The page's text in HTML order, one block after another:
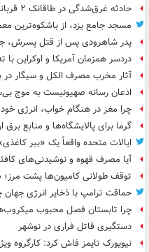
حادثه غرق‌شدگی در طاقانک ۲ قربانی گرفت
مسجد جامع یزد، از باشکوه‌ترین
پدر شاهرودی پس از قتل پسرش،
دردسر همزمان آمریکا و اوکراین
آثار مخرب مصرف الکل و سیگار در
اذعان رسانه صهیونیست به موج
چرا مغز در هنگام خواب، انرژی
گرما برای پالایشگاه‌ها و منابع برق
ایالات متحده واقعاً یک «ببر
آیا مصرف قهوه و نوشیدنی‌های
توقف طولانی کامیون‌ها پشت
حماقت ترامپ با ذخایر انرژی جهان
چرا تابستان فصل محبوب
دستگیری قاتل فراری در نوشهر
نیویورک تایمز فاش کرد: کارگروه